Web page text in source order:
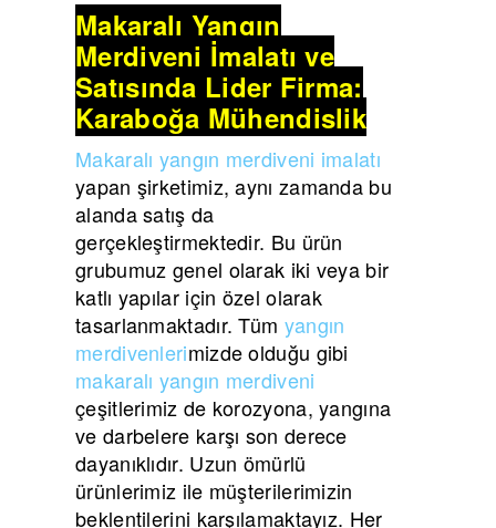
Makaralı Yangın
Merdiveni İmalatı ve
Satışında Lider Firma:
Karaboğa Mühendislik
Makaralı yangın merdiveni imalatı
yapan şirketimiz, aynı zamanda bu
alanda satış da
gerçekleştirmektedir. Bu ürün
grubumuz genel olarak iki veya bir
katlı yapılar için özel olarak
tasarlanmaktadır. Tüm yangın
merdivenlerimizde olduğu gibi
makaralı yangın merdiveni
çeşitlerimiz de korozyona, yangına
ve darbelere karşı son derece
dayanıklıdır. Uzun ömürlü
ürünlerimiz ile müşterilerimizin
beklentilerini karşılamaktayız. Her